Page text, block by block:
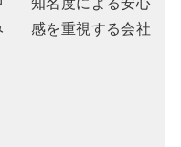
知名度による安心
感を重視する会社